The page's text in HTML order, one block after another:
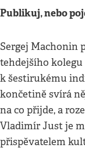
Publikuj, nebo
Sergej Machonin
tehdejšího kolegu
k šestirukému
končetině svírá
na co přijde, a
Vladimír Just je
přispěvatelem